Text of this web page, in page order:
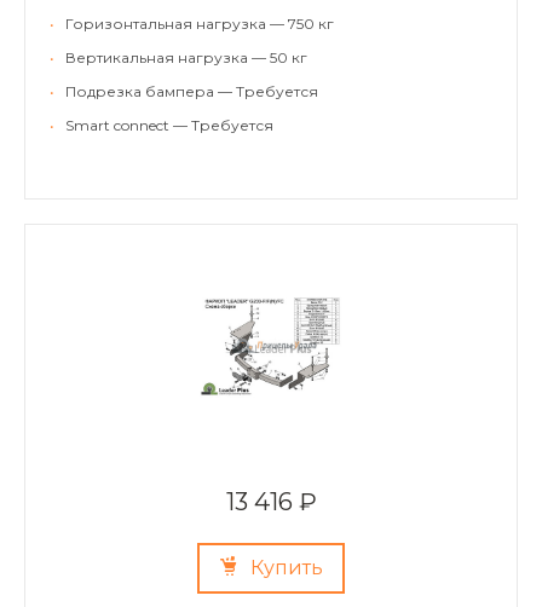
•
Горизонтальная нагрузка — 750 кг
•
Вертикальная нагрузка — 50 кг
•
Подрезка бампера — Требуется
•
Smart connect — Требуется
13 416 ₽
Купить